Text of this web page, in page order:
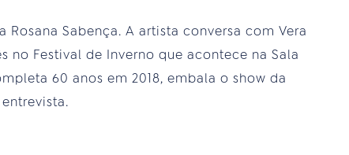
Sabença. A artista conversa com Vera
no Festival de Inverno que acontece na Sala
60 anos em 2018, embala o show da